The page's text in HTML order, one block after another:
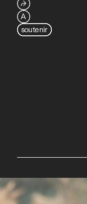
⮫
A
soutenir